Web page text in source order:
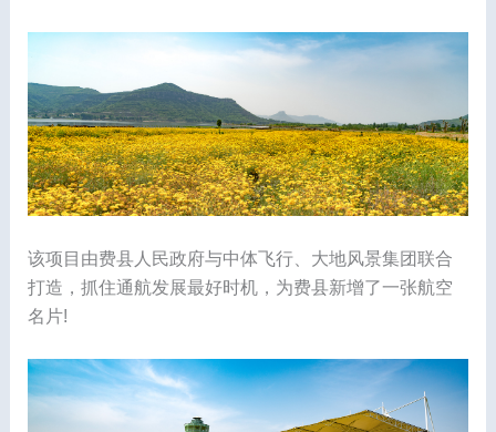
该项目由费县人民政府与中体飞行、大地风景集团联合
打造，抓住通航发展最好时机，为费县新增了一张航空
名片!